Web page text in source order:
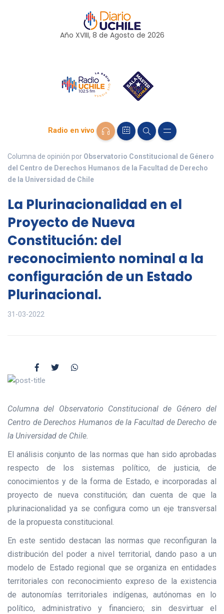
Año XVIII, 8 de Agosto de 2026
Radio en vivo
Columna de opinión por Observatorio Constitucional de Género
del Centro de Derechos Humanos de la Facultad de Derecho
de la Universidad de Chile
La Plurinacionalidad en el
Proyecto de Nueva
Constitución: del
reconocimiento nominal a la
configuración de un Estado
Plurinacional.
31-03-2022
Columna del Observatorio Constitucional de Género del
Centro de Derechos Humanos de la Facultad de Derecho de
la Universidad de Chile.
El análisis conjunto de las normas que han sido aprobadas
respecto de los sistemas político, de justicia, de
conocimientos y de la forma de Estado, e incorporadas al
proyecto de nueva constitución; dan cuenta de que la
plurinacionalidad ya se configura como un eje transversal
de la propuesta constitucional.
En este sentido destacan las normas que reconfiguran la
distribución del poder a nivel territorial, dando paso a un
modelo de Estado regional que se organiza en entidades
territoriales con reconocimiento expreso de la existencia
de autonomías territoriales indígenas, autónomas en lo
político, administrativo y financiero; sin desvirtuar el